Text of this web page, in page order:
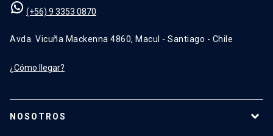
(+56) 9 3353 0870
Avda. Vicuña Mackenna 4860, Macul - Santiago - Chile
¿Cómo llegar?
NOSOTROS